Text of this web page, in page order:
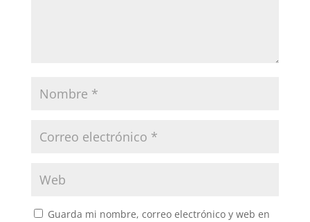
Guarda mi nombre, correo electrónico y web en